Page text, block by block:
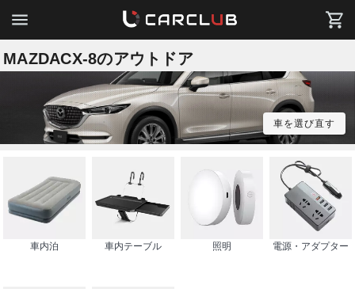
MAZDACX-8のアウトドア
車を選び直す
車内泊 車内テーブル 照明 電源・アダプター